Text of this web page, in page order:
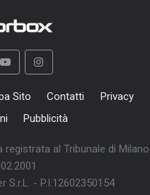
Sito Contatti
Privacy
Pubblicità
al Tribunale di Milano
- P.I:12602350154